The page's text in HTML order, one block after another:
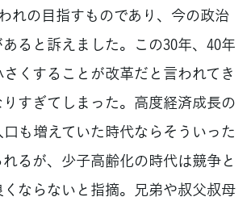
れの目指すものであり、今の政治
ると訴えました。この30年、40年
くすることが改革だと言われてき
すぎてしまった。高度経済成長の
も増えていた時代ならそういった
るが、少子高齢化の時代は競争と
ならないと指摘。兄弟や叔父叔母